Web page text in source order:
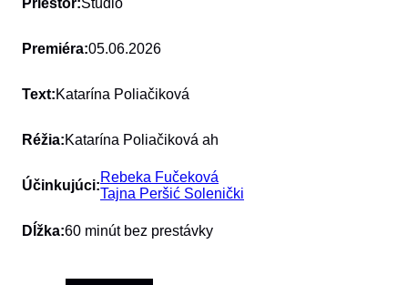
Priestor:Štúdio
Premiéra:05.06.2026
Text:Katarína Poliačiková
Réžia:Katarína Poliačiková ah
Účinkujúci:
Rebeka Fučeková
Tajna Peršić Solenički
Dĺžka:60 minút bez prestávky